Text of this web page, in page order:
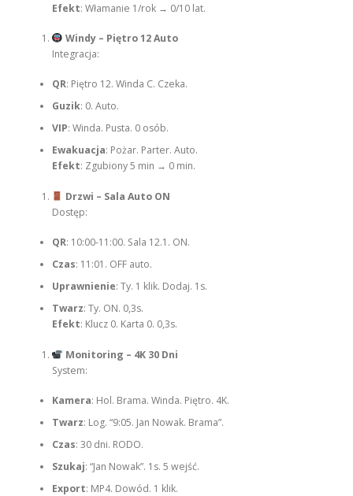
Efekt: Włamanie 1/rok → 0/10 lat.
Windy – Piętro 12 Auto
Integracja:
QR: Piętro 12. Winda C. Czeka.
Guzik: 0. Auto.
VIP: Winda. Pusta. 0 osób.
Ewakuacja: Pożar. Parter. Auto.
Efekt: Zgubiony 5 min → 0 min.
Drzwi – Sala Auto ON
Dostęp:
QR: 10:00-11:00. Sala 12.1. ON.
Czas: 11:01. OFF auto.
Uprawnienie: Ty. 1 klik. Dodaj. 1s.
Twarz: Ty. ON. 0,3s.
Efekt: Klucz 0. Karta 0. 0,3s.
Monitoring – 4K 30 Dni
System:
Kamera: Hol. Brama. Winda. Piętro. 4K.
Twarz: Log. “9:05. Jan Nowak. Brama”.
Czas: 30 dni. RODO.
Szukaj: “Jan Nowak”. 1s. 5 wejść.
Export: MP4. Dowód. 1 klik.